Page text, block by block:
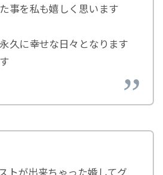
事を私も嬉しく思います
久に幸せな日々となります
トが出来ちゃった婚してグ